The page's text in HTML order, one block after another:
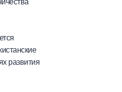
развития